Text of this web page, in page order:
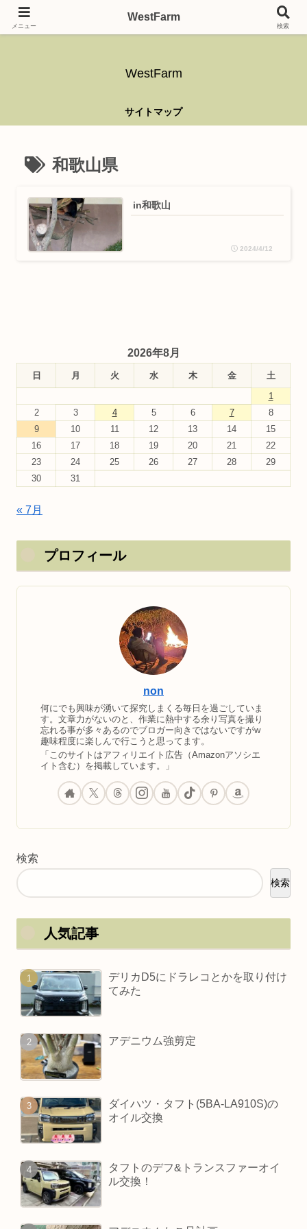
ガーデニング、アウトドア、キャンプ、釣り、乗り物、DIYなど難しい事はさ
WestFarm
サイトマップ
和歌山県
in和歌山
2024/4/12
2026年8月
日 月 火 水 木 金
土
1
2
3 4 5 6 7
8
9
10 11 12 13 14
15
16
17 18 19 20 21
22
23
24 25 26 27 28
29
30
31
« 7月
プロフィール
non
何にでも興味が湧いて探究しまくる毎日を過ごしていま
す。文章力がないのと、作業に熱中する余り写真を撮り
忘れる事が多々あるのでブロガー向きではないですがw
趣味程度に楽しんで行こうと思ってます。
「このサイトはアフィリエイト広告（Amazonアソシエ
イト含む）を掲載しています。」
検索
検索
人気記事
デリカD5にドラレコとかを取り付け
てみた
アデニウム強剪定
ダイハツ・タフト(5BA-LA910S)の
オイル交換
タフトのデフ&トランスファーオイ
ル交換！
メニュー
WestFarm
検索